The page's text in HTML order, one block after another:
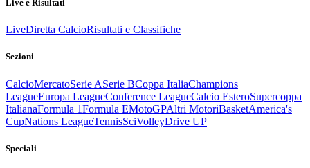
Live e Risultati
LiveDiretta CalcioRisultati e Classifiche
Sezioni
CalcioMercatoSerie ASerie BCoppa ItaliaChampions
LeagueEuropa LeagueConference LeagueCalcio EsteroSupercoppa
ItalianaFormula 1Formula EMotoGPAltri MotoriBasketAmerica's
CupNations LeagueTennisSciVolleyDrive UP
Speciali